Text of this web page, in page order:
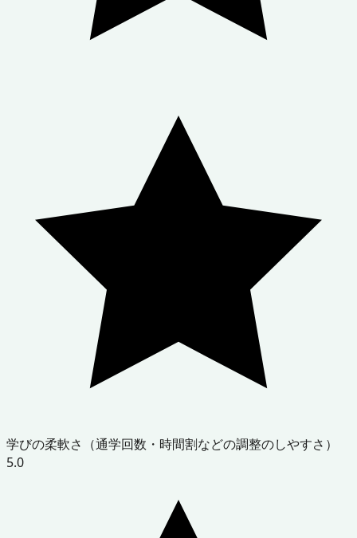
学びの柔軟さ（通学回数・時間割などの調整のしやすさ）
5.0